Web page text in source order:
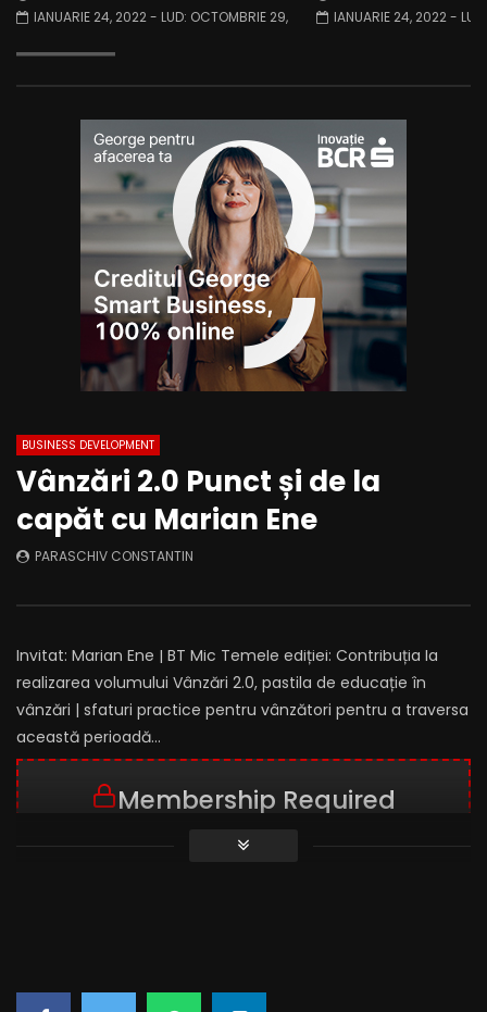
IANUARIE 24, 2022- LUD: OCTOMBRIE 29,
IANUARIE 24, 2022-
BUSINESS DEVELOPMENT
Vânzări 2.0 Punct și de la
capăt cu Marian Ene
PARASCHIV CONSTANTIN
Invitat: Marian Ene | BT Mic Temele ediției: Contribuția la
realizarea volumului Vânzări 2.0, pastila de educație în
vânzări | sfaturi practice pentru vânzători pentru a traversa
această perioadă…
Membership Required
You must be a member to access this